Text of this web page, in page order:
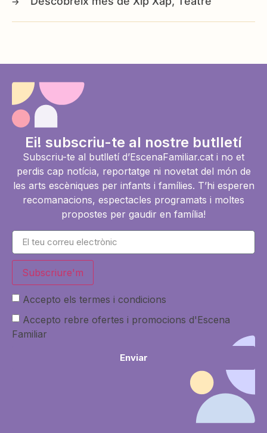
Ei! subscriu-te al nostre butlletí
Subscriu-te al butlletí d’EscenaFamiliar.cat i no et
perdis cap notícia, reportatge ni novetat del món de
les arts escèniques per infants i famílies. T’hi esperen
recomanacions, espectacles programats i moltes
propostes per gaudir en família!
Subscriure'm
Accepto els termes i condicions
Accepto rebre ofertes i promocions d'Escena
Familiar
Enviar